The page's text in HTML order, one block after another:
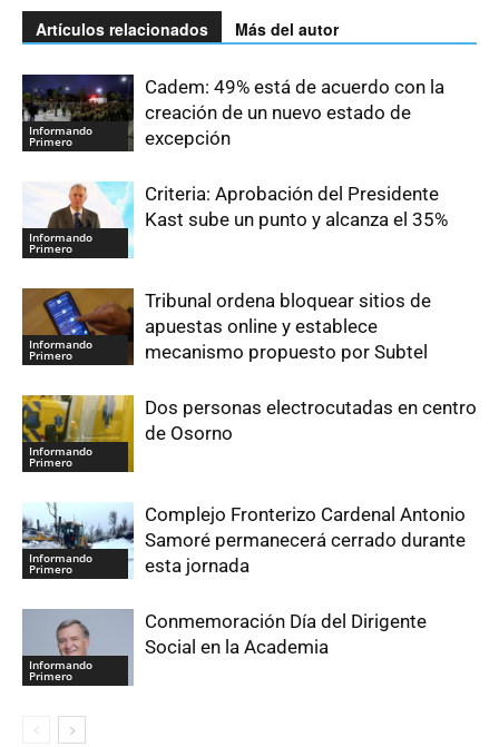
Artículos relacionados Más del autor
Informando
Primero
Cadem: 49% está de acuerdo con la
creación de un nuevo estado de
excepción
Informando
Primero
Criteria: Aprobación del Presidente
Kast sube un punto y alcanza el 35%
Informando
Primero
Tribunal ordena bloquear sitios de
apuestas online y establece
mecanismo propuesto por Subtel
Informando
Primero
Dos personas electrocutadas en centro
de Osorno
Informando
Primero
Complejo Fronterizo Cardenal Antonio
Samoré permanecerá cerrado durante
esta jornada
Informando
Primero
Conmemoración Día del Dirigente
Social en la Academia